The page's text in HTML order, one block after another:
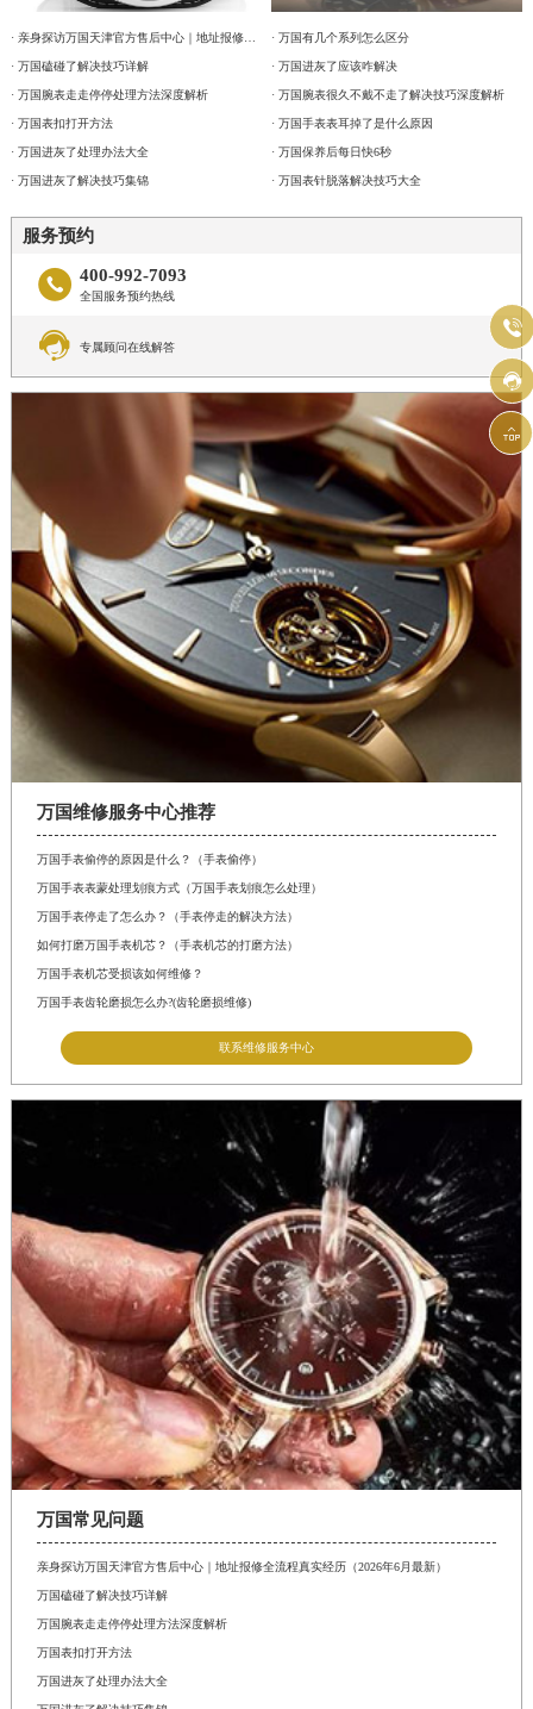
· 亲身探访万国天津官方售后中心｜地址报修全流程真实经历（2026年6月最新）
· 万国磕碰了解决技巧详解
· 万国腕表走走停停处理方法深度解析
· 万国表扣打开方法
· 万国进灰了处理办法大全
· 万国进灰了解决技巧集锦
· 万国有几个系列怎么区分
· 万国进灰了应该咋解决
· 万国腕表很久不戴不走了解决技巧深度解析
· 万国手表表耳掉了是什么原因
· 万国保养后每日快6秒
· 万国表针脱落解决技巧大全
服务预约
 400-992-7093
全国服务预约热线
 专属顾问在线解答
万国维修服务中心推荐
万国手表偷停的原因是什么？（手表偷停）
万国手表表蒙处理划痕方式（万国手表划痕怎么处理）
万国手表停走了怎么办？（手表停走的解决方法）
如何打磨万国手表机芯？（手表机芯的打磨方法）
万国手表机芯受损该如何维修？
万国手表齿轮磨损怎么办?(齿轮磨损维修)
联系维修服务中心
万国常见问题
亲身探访万国天津官方售后中心｜地址报修全流程真实经历（2026年6月最新）
万国磕碰了解决技巧详解
万国腕表走走停停处理方法深度解析
万国表扣打开方法
万国进灰了处理办法大全


